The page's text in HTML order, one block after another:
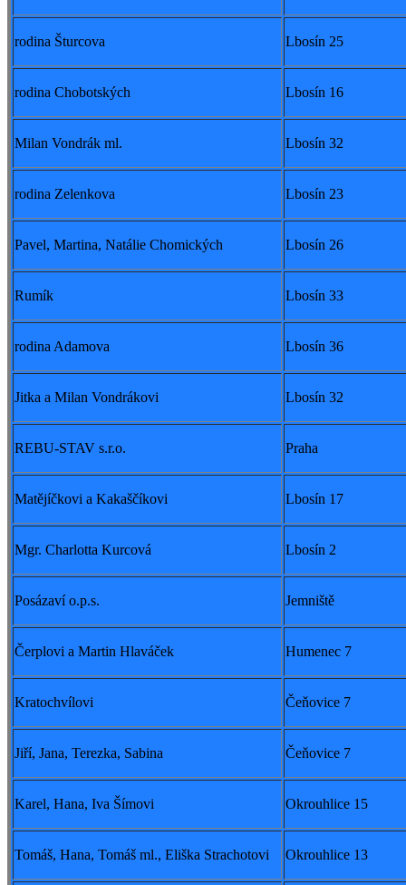
rodina Šturcova Lbosín 25
rodina Chobotských Lbosín 16
Milan Vondrák ml. Lbosín 32
rodina Zelenkova Lbosín 23
Pavel, Martina, Natálie Chomických Lbosín 26
Rumík Lbosín 33
rodina Adamova Lbosín 36
Jitka a Milan Vondrákovi Lbosín 32
REBU-STAV s.r.o. Praha
Matějíčkovi a Kakaščíkovi Lbosín 17
Mgr. Charlotta Kurcová Lbosín 2
Posázaví o.p.s. Jemniště
Čerplovi a Martin Hlaváček Humenec 7
Kratochvílovi Čeňovice 7
Jiří, Jana, Terezka, Sabina Čeňovice 7
Karel, Hana, Iva Šímovi Okrouhlice 15
Tomáš, Hana, Tomáš ml., Eliška Strachotovi Okrouhlice 13